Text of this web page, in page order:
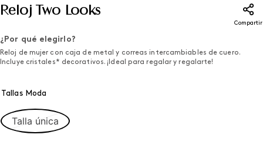
Reloj Two Looks
Compartir
¿Por qué elegirlo?
Reloj de mujer con caja de metal y correas intercambiables de cuero.
Incluye cristales* decorativos. ¡Ideal para regalar y regalarte!
Tallas Moda
Talla única